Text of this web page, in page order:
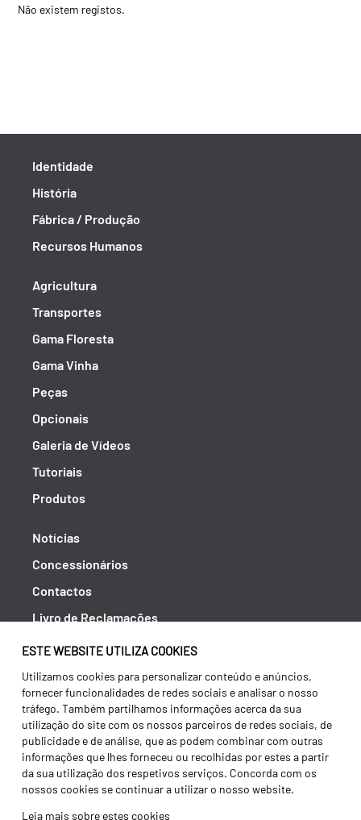
ESTE WEBSITE UTILIZA COOKIES
Utilizamos cookies para personalizar conteúdo e anúncios,
fornecer funcionalidades de redes sociais e analisar o nosso
tráfego. Também partilhamos informações acerca da sua
utilização do site com os nossos parceiros de redes sociais, de
publicidade e de análise, que as podem combinar com outras
informações que lhes forneceu ou recolhidas por estes a partir
da sua utilização dos respetivos serviços. Concorda com os
nossos cookies se continuar a utilizar o nosso website.
Leia mais sobre estes cookies
Não existem registos.
Identidade
História
Fábrica / Produção
Recursos Humanos
Agricultura
Transportes
Gama Floresta
Gama Vinha
Peças
Opcionais
Galeria de Vídeos
Tutoriais
Produtos
Notícias
Concessionários
Contactos
Livro de Reclamações
Política de Privacidade
Canal de Denúncias (RGPC)
Termos e condições